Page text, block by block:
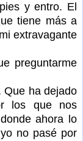
y entro. El
tiene más a
extravagante
ha dejado
los que nos
ahora lo
no pasé por